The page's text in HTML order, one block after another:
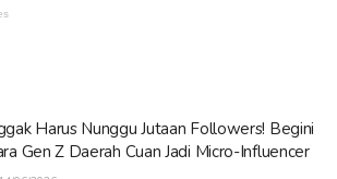
Harus Nunggu Jutaan Followers! Begini
Gen Z Daerah Cuan Jadi Micro-Influencer